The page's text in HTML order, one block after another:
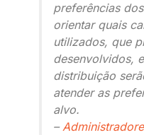
preferências
orientar quais
utilizados, que
desenvolvidos,
distribuição
atender as
alvo.
–